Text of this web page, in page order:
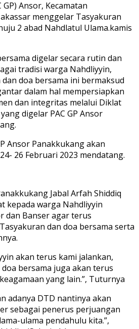
Ansor, Kecamatan
menggelar Tasyakuran
2 abad Nahdlatul Ulama.kamis
digelar secara rutin dan
tradisi warga Nahdliyyin,
doa bersama ini bermaksud
dalam hal mempersiapkan
dan integritas melalui Diklat
digelar PAC GP Ansor
Ansor Panakkukang akan
26 Februari 2023 mendatang.
Jabal Arfah Shiddiq
kepada warga Nahdliyyin
dan Banser agar terus
dan doa bersama serta
akan terus kami jalankan,
bersama juga akan terus
yang lain.”, Tuturnya
adanya DTD nantinya akan
sebagai penerus perjuangan
ulama pendahulu kita.”,